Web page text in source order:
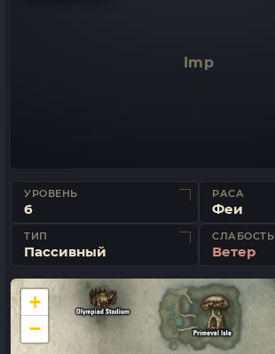
Imp
УРОВЕНЬ
6
РАСА
Феи
ТИП
Пассивный
СЛАБОСТЬ
Ветер
+
−